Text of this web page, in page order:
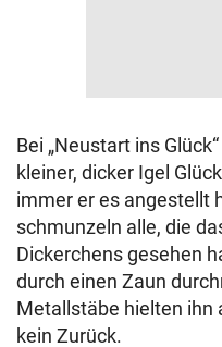
Bei „Neustart ins
kleiner, dicker Igel
immer er es angestellt
schmunzeln alle, die
Dickerchens gesehen
durch einen Zaun
Metallstäbe hielten ihn
kein Zurück.